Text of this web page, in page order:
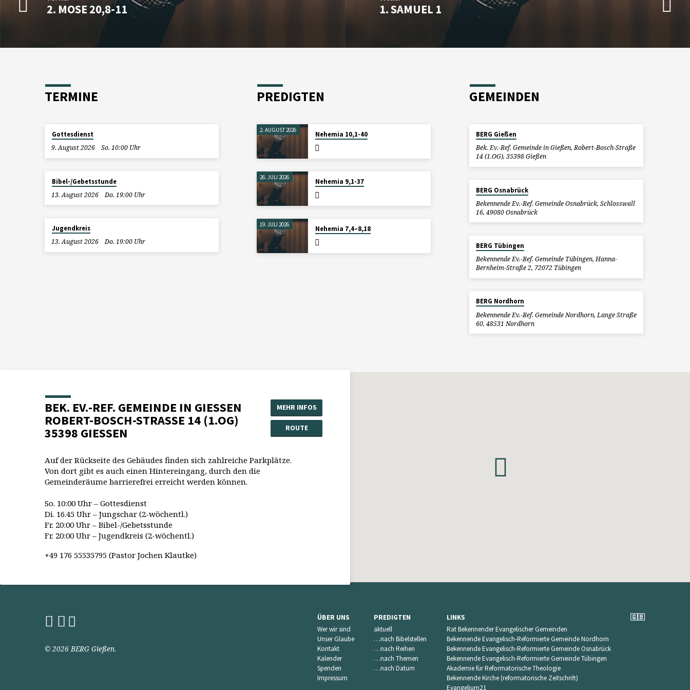
2. MOSE 20,8-11 1. SAMUEL 1
TERMINE
Gottesdienst
9. August 2026
So. 10:00 Uhr
Bibel-/Gebetsstunde
13. August 2026
Do. 19:00 Uhr
Jugendkreis
13. August 2026
Do. 19:00 Uhr
PREDIGTEN
2. AUGUST 2026
Nehemia 10,1-40
26. JULI 2026
Nehemia 9,1-37
19. JULI 2026
Nehemia 7,4–8,18
GEMEINDEN
BERG Gießen
Bek. Ev.-Ref. Gemeinde in Gießen, Robert-Bosch-Straße
14 (1.OG), 35398 Gießen
BERG Osnabrück
Bekennende Ev.-Ref. Gemeinde Osnabrück, Schlosswall
16, 49080 Osnabrück
BERG Tübingen
Bekennende Ev.-Ref. Gemeinde Tübingen, Hanna-
Bernheim-Straße 2, 72072 Tübingen
BERG Nordhorn
Bekennende Ev.-Ref. Gemeinde Nordhorn, Lange Straße
60, 48531 Nordhorn
BEK. EV.-REF. GEMEINDE IN GIESSEN
ROBERT-BOSCH-STRASSE 14 (1.OG)
35398 GIESSEN
MEHR INFOS
ROUTE
Auf der Rückseite des Gebäudes finden sich zahlreiche Parkplätze.
Von dort gibt es auch einen Hintereingang, durch den die
Gemeinderäume barrierefrei erreicht werden können.
So. 10:00 Uhr – Gottesdienst
Di. 16.45 Uhr – Jungschar (2-wöchentl.)
Fr. 20:00 Uhr – Bibel-/Gebetsstunde
Fr. 20:00 Uhr – Jugendkreis (2-wöchentl.)
+49 176 55535795 (Pastor Jochen Klautke)
© 2026 BERG Gießen.
ÜBER UNS
Wer wir sind
Unser Glaube
Kontakt
Kalender
Spenden
Impressum
PREDIGTEN
aktuell
…nach Bibelstellen
…nach Reihen
…nach Themen
…nach Datum
LINKS
Rat Bekennender Evangelischer Gemeinden
Bekennende Evangelisch-Reformierte Gemeinde Nordhorn
Bekennende Evangelisch-Reformierte Gemeinde Osnabrück
Bekennende Evangelisch-Reformierte Gemeinde Tübingen
Akademie für Reformatorische Theologie
Bekennende Kirche (reformatorische Zeitschrift)
Evangelium21
🇬🇧